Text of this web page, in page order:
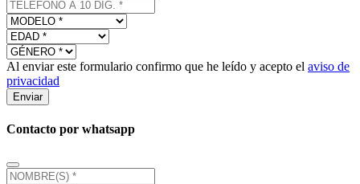
Al enviar este formulario confirmo que he leído y acepto el aviso de
privacidad
Enviar
Contacto por whatsapp